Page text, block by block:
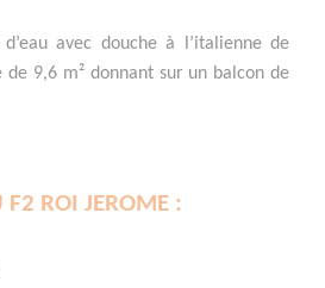
avec douche à l’italienne de
de 9,6 m² donnant sur un balcon de
F2 ROI JEROME :